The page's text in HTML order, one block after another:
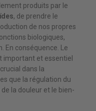
produits par le
, de prendre le
de nos propres
biologiques,
En conséquence. Le
important et essentiel
dans la
que la régulation du
la douleur et le bien-